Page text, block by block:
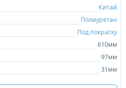
Китай
Полиуретан
Под покраску
610мм
97мм
31мм